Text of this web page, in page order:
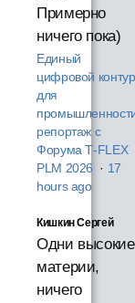
Примерно
ничего пока)
Единый
цифровой контур
для
репортаж с
Форума T‑FLEX
PLM 2026 · 17
hours ago
Кишкин Сергей
Одни высокие
материи,
ничего